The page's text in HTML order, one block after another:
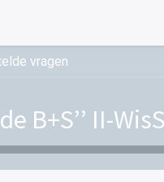
vragen
B+S’’ II-